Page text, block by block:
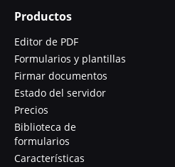
Productos
Editor de PDF
Formularios y plantillas
Firmar documentos
Estado del servidor
Precios
Biblioteca de
formularios
Características